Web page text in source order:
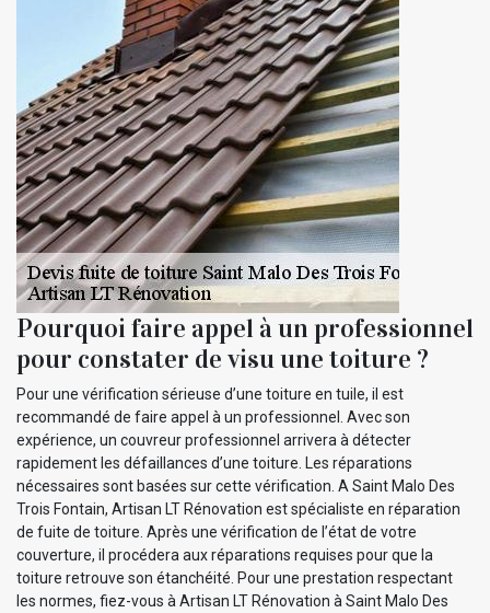
Pourquoi faire appel à un professionnel
pour constater de visu une toiture ?
Pour une vérification sérieuse d’une toiture en tuile, il est
recommandé de faire appel à un professionnel. Avec son
expérience, un couvreur professionnel arrivera à détecter
rapidement les défaillances d’une toiture. Les réparations
nécessaires sont basées sur cette vérification. A Saint Malo Des
Trois Fontain, Artisan LT Rénovation est spécialiste en réparation
de fuite de toiture. Après une vérification de l’état de votre
couverture, il procédera aux réparations requises pour que la
toiture retrouve son étanchéité. Pour une prestation respectant
les normes, fiez-vous à Artisan LT Rénovation à Saint Malo Des